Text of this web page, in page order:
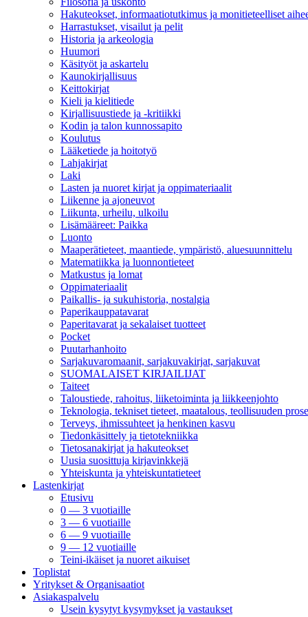
Hakuteokset, informaatiotutkimus ja monitieteelliset
Harrastukset, visailut ja pelit
Historia ja arkeologia
Huumori
Käsityöt ja askartelu
Kaunokirjallisuus
Keittokirjat
Kieli ja kielitiede
Kirjallisuustiede ja -kritiikki
Kodin ja talon kunnossapito
Koulutus
Lääketiede ja hoitotyö
Lahjakirjat
Laki
Lasten ja nuoret kirjat ja oppimateriaalit
Liikenne ja ajoneuvot
Liikunta, urheilu, ulkoilu
Lisämääreet: Paikka
Luonto
Maaperätieteet, maantiede, ympäristö, aluesuunnittelu
Matematiikka ja luonnontieteet
Matkustus ja lomat
Oppimateriaalit
Paikallis- ja sukuhistoria, nostalgia
Paperikauppatavarat
Paperitavarat ja sekalaiset tuotteet
Pocket
Puutarhanhoito
Sarjakuvaromaanit, sarjakuvakirjat, sarjakuvat
SUOMALAISET KIRJAILIJAT
Taiteet
Taloustiede, rahoitus, liiketoiminta ja liikkeenjohto
Teknologia, tekniset tieteet, maatalous, teollisuuden
Terveys, ihmissuhteet ja henkinen kasvu
Tiedonkäsittely ja tietotekniikka
Tietosanakirjat ja hakuteokset
Uusia suosittuja kirjavinkkejä
Yhteiskunta ja yhteiskuntatieteet
Lastenkirjat
Etusivu
0 — 3 vuotiaille
3 — 6 vuotiaille
6 — 9 vuotiaille
9 — 12 vuotiaille
Teini-ikäiset ja nuoret aikuiset
Toplistat
Yritykset & Organisaatiot
Asiakaspalvelu
Usein kysytyt kysymykset ja vastaukset